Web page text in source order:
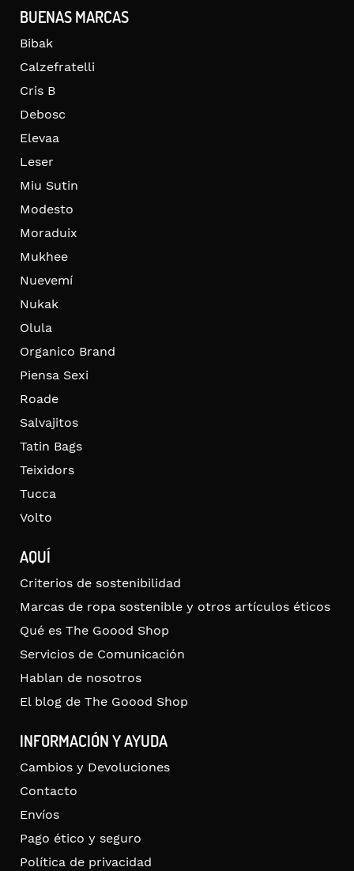
BUENAS MARCAS
Bibak
Calzefratelli
Cris B
Debosc
Elevaa
Leser
Miu Sutin
Modesto
Moraduix
Mukhee
Nuevemí
Nukak
Olula
Organico Brand
Piensa Sexi
Roade
Salvajitos
Tatin Bags
Teixidors
Tucca
Volto
AQUÍ
Criterios de sostenibilidad
Marcas de ropa sostenible y otros artículos éticos
Qué es The Goood Shop
Servicios de Comunicación
Hablan de nosotros
El blog de The Goood Shop
INFORMACIÓN Y AYUDA
Cambios y Devoluciones
Contacto
Envíos
Pago ético y seguro
Política de privacidad